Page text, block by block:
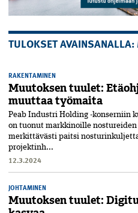
TULOKSET
RAKENTAMINEN
Muutoksen tuulet:
muuttaa työmaita
Peab Industri Holding -konserniin
on tuonut markkinoille
merkittävästi paitsi
projektinh...
12.3.2024
JOHTAMINEN
Muutoksen tuulet: